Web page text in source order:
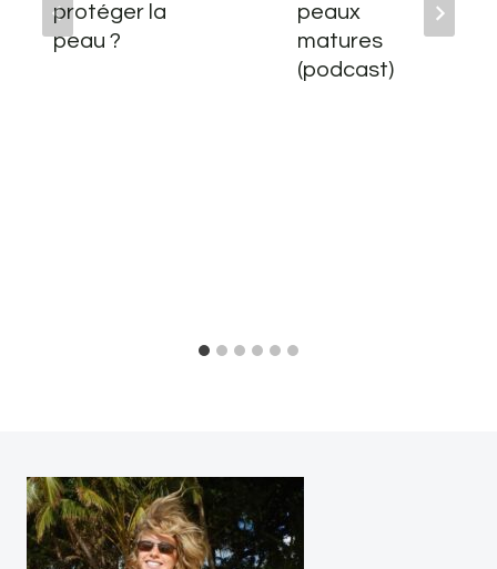
protéger la
peau ?
peaux
matures
(podcast)